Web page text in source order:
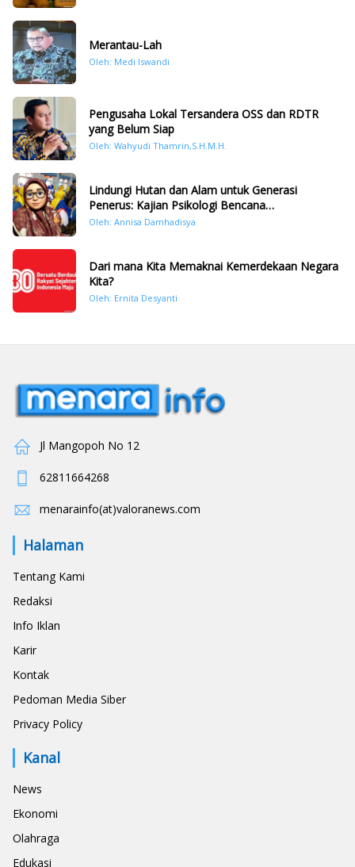
Merantau-Lah
Oleh: Medi Iswandi
Pengusaha Lokal Tersandera OSS dan RDTR
yang Belum Siap
Oleh: Wahyudi Thamrin,S.H.M.H.
Lindungi Hutan dan Alam untuk Generasi
Penerus: Kajian Psikologi Bencana
Hidrometeorologi di Sumatera Pasca Tragedi
Oleh: Annisa Damhadisya
Dari mana Kita Memaknai Kemerdekaan Negara
Kita?
Oleh: Ernita Desyanti
Jl Mangopoh No 12
62811664268
menarainfo(at)valoranews.com
Halaman
Tentang Kami
Redaksi
Info Iklan
Karir
Kontak
Pedoman Media Siber
Privacy Policy
Kanal
News
Ekonomi
Olahraga
Edukasi